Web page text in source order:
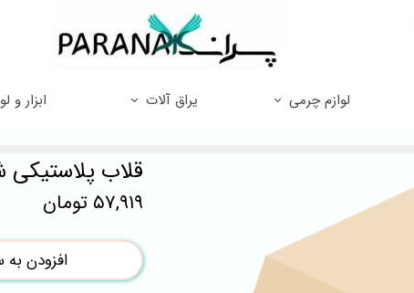
لوازم چرمی یراق آلات ابزار و
قلاب پلاستیکی
۵۷,۹۱۹ تومان
افزودن